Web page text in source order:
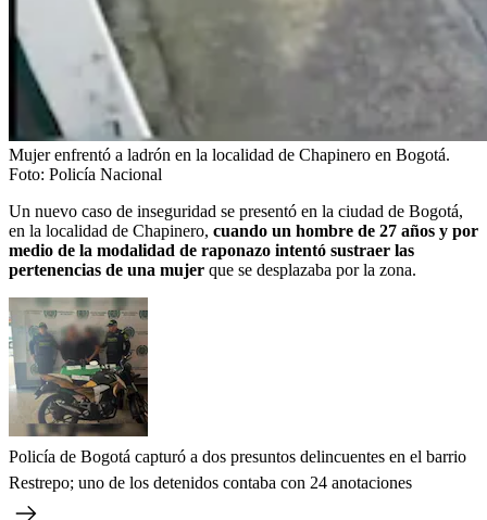
Mujer enfrentó a ladrón en la localidad de Chapinero en Bogotá.
Foto: Policía Nacional
Un nuevo caso de inseguridad se presentó en la ciudad de Bogotá,
en la localidad de Chapinero, cuando un hombre de 27 años y por
medio de la modalidad de raponazo intentó sustraer las
pertenencias de una mujer que se desplazaba por la zona.
Policía de Bogotá capturó a dos presuntos delincuentes en el barrio
Restrepo; uno de los detenidos contaba con 24 anotaciones